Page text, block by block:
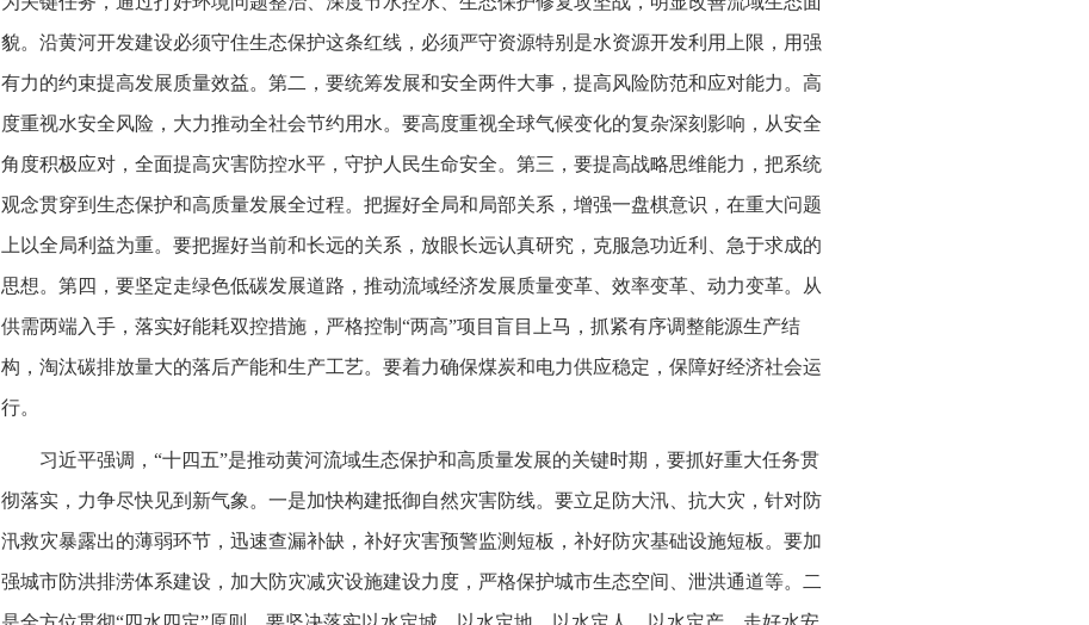
貌。沿黄河开发建设必须守住生态保护这条红线，必须严守资源特别是水资源开发利用上限，用强
有力的约束提高发展质量效益。第二，要统筹发展和安全两件大事，提高风险防范和应对能力。高
度重视水安全风险，大力推动全社会节约用水。要高度重视全球气候变化的复杂深刻影响，从安全
角度积极应对，全面提高灾害防控水平，守护人民生命安全。第三，要提高战略思维能力，把系统
观念贯穿到生态保护和高质量发展全过程。把握好全局和局部关系，增强一盘棋意识，在重大问题
上以全局利益为重。要把握好当前和长远的关系，放眼长远认真研究，克服急功近利、急于求成的
思想。第四，要坚定走绿色低碳发展道路，推动流域经济发展质量变革、效率变革、动力变革。从
供需两端入手，落实好能耗双控措施，严格控制“两高”项目盲目上马，抓紧有序调整能源生产结
构，淘汰碳排放量大的落后产能和生产工艺。要着力确保煤炭和电力供应稳定，保障好经济社会运
行。
习近平强调，“十四五”是推动黄河流域生态保护和高质量发展的关键时期，要抓好重大任务贯
彻落实，力争尽快见到新气象。一是加快构建抵御自然灾害防线。要立足防大汛、抗大灾，针对防
汛救灾暴露出的薄弱环节，迅速查漏补缺，补好灾害预警监测短板，补好防灾基础设施短板。要加
强城市防洪排涝体系建设，加大防灾减灾设施建设力度，严格保护城市生态空间、泄洪通道等。二